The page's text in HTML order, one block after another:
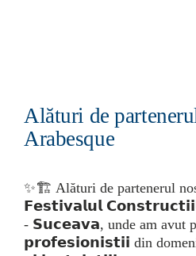
Alături de
Arabesque
✨🏗️ Alături de partenerul
𝗙𝗲𝘀𝘁𝗶𝘃𝗮𝗹𝘂𝗹
- 𝗦𝘂𝗰𝗲𝗮𝘃𝗮, unde am avut
𝗽𝗿𝗼𝗳𝗲𝘀𝗶𝗼𝗻𝗶𝘀𝘁𝗶𝗶 din